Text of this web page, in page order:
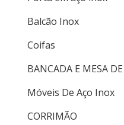
Balcão Inox
Coifas
BANCADA E MESA
Móveis De Aço Inox
CORRIMÃO